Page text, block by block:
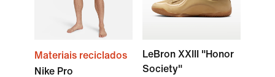
Materiais reciclados
Nike Pro
LeBron XXIII "Honor
Society"